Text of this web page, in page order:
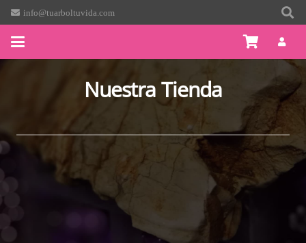
info@tuarboltuvida.com
Nuestra Tienda